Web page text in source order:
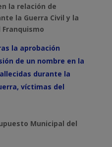
la relación de
la Guerra Civil y la
la aprobación
de un nombre en la
durante la
víctimas del
Municipal del